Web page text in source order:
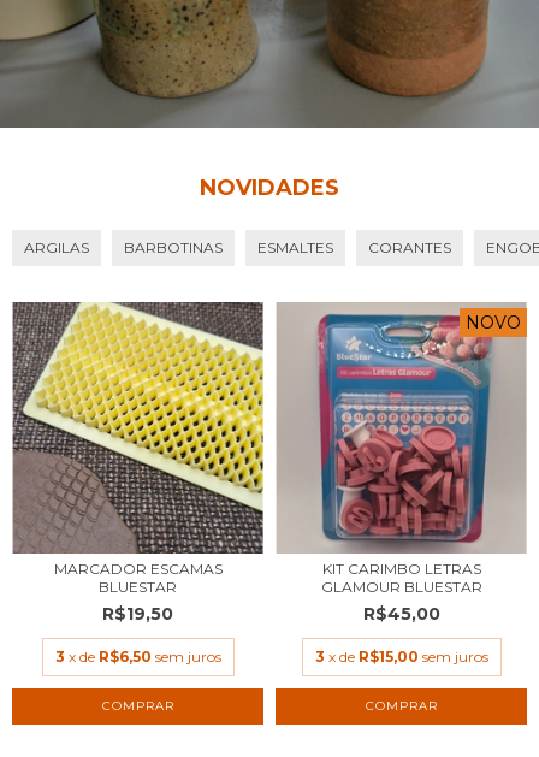
NOVIDADES
ARGILAS BARBOTINAS ESMALTES CORANTES
MARCADOR ESCAMAS
BLUESTAR
R$19,50
3 x de R$6,50 sem juros
NOVO
KIT CARIMBO LETRAS
GLAMOUR BLUESTAR
R$45,00
3 x de R$15,00 sem juros